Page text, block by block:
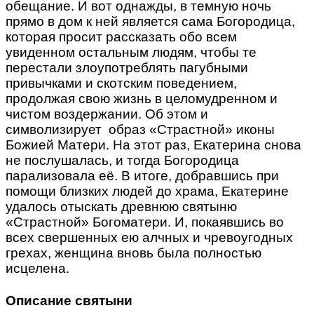
обещание. И вот однажды, в темную ночь
прямо в дом к ней является сама Богородица,
которая просит рассказать обо всем
увиденном остальным людям, чтобы те
перестали злоупотреблять пагубными
привычками и скотским поведением,
продолжая свою жизнь в целомудренном и
чистом воздержании. Об этом и
символизирует образ «Страстной» иконы
Божией Матери. На этот раз, Екатерина снова
не послушалась, и тогда Богородица
парализовала её. В итоге, добравшись при
помощи близких людей до храма, Екатерине
удалось отыскать древнюю святыню
«Страстной» Богоматери. И, покаявшись во
всех свершенных ею алчных и чревоугодных
грехах, женщина вновь была полностью
исцелена.
Описание святыни